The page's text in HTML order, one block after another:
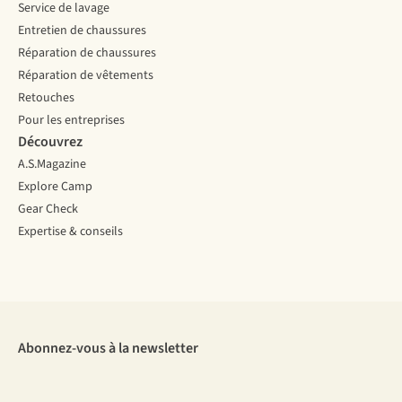
Service de lavage
Entretien de chaussures
Réparation de chaussures
Réparation de vêtements
Retouches
Pour les entreprises
Découvrez
A.S.Magazine
Explore Camp
Gear Check
Expertise & conseils
Abonnez-vous à la newsletter